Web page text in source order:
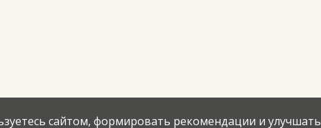
сайтом, формировать рекомендации и улучшать